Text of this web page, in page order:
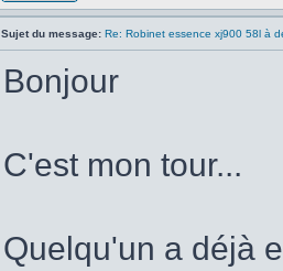
Sujet du message: Re: Robinet essence xj900 58l à
Bonjour
C'est mon tour...
Quelqu'un a déjà